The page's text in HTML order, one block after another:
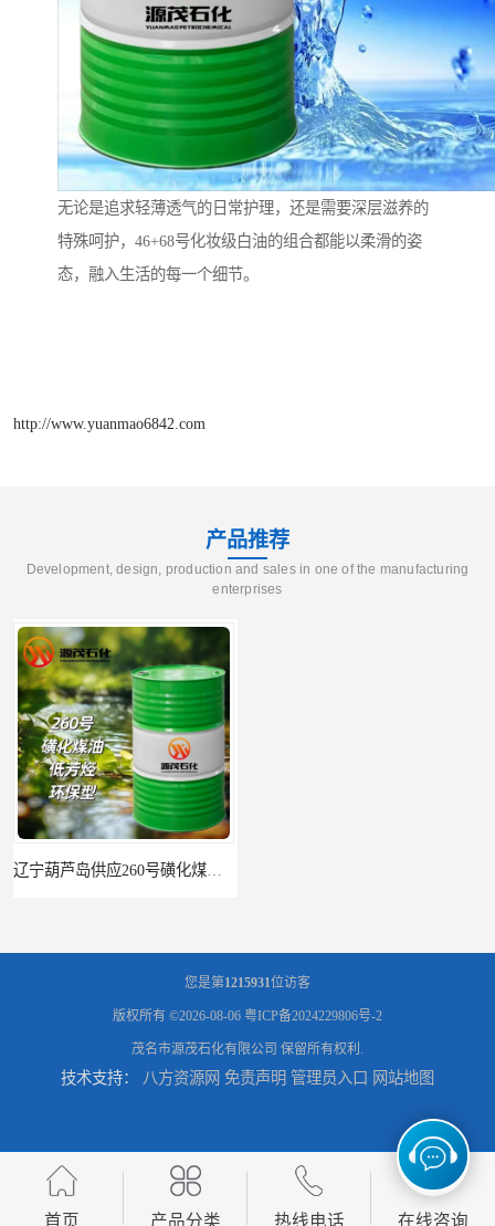
无论是追求轻薄透气的日常护理，还是需要深层滋养的
特殊呵护，46+68号化妆级白油的组合都能以柔滑的姿
态，融入生活的每一个细节。
http://www.yuanmao6842.com
产品推荐
Development, design, production and sales in one of the manufacturing
enterprises
您是第1215931位访客
版权所有 ©2026-08-06 粤ICP备2024229806号-2
茂名市源茂石化有限公司 保留所有权利.
技术支持： 八方资源网 免责声明 管理员入口 网站地图
首页 产品分类 热线电话 在线咨询